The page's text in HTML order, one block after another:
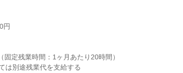
円
定残業時間：1ヶ月あたり20時間）
は別途残業代を支給する